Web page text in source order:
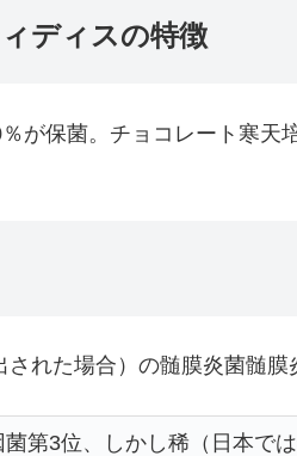
ディスの特徴
が保菌。チョコレート寒天
れた場合）の髄膜炎菌髄
第3位、しかし稀（日本で